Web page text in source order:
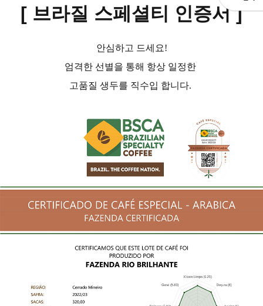
[ 브라질 스페셜티 인증서]
안심하고 드세요!
엄격한 선별을 통해 항상 일정한
고품질 생두를 직수입 합니다.